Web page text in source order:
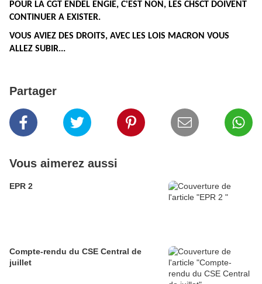
POUR LA CGT ENDEL ENGIE, C'EST NON, LES CHSCT DOIVENT
CONTINUER A EXISTER.
VOUS AVIEZ DES DROITS, AVEC LES LOIS MACRON VOUS
ALLEZ SUBIR...
Partager
Vous aimerez aussi
EPR 2
Compte-rendu du CSE Central de
juillet